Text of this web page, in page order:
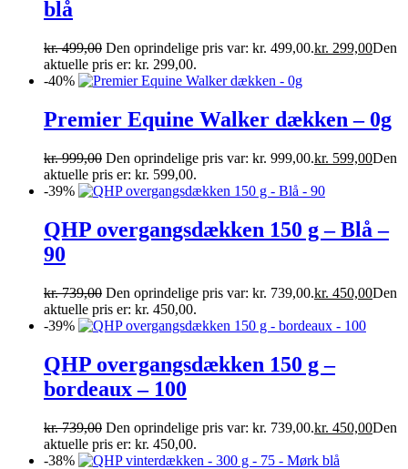
blå
kr.499,00 Den oprindelige pris var: kr. 499,00.kr. 299,00Den
aktuelle pris er: kr. 299,00.
-40%
Premier Equine Walker dækken – 0g
kr.999,00 Den oprindelige pris var: kr. 999,00.kr. 599,00Den
aktuelle pris er: kr. 599,00.
-39%
QHP overgangsdækken 150 g – Blå –
90
kr.739,00 Den oprindelige pris var: kr. 739,00.kr. 450,00Den
aktuelle pris er: kr. 450,00.
-39%
QHP overgangsdækken 150 g –
bordeaux – 100
kr.739,00 Den oprindelige pris var: kr. 739,00.kr. 450,00Den
aktuelle pris er: kr. 450,00.
-38%